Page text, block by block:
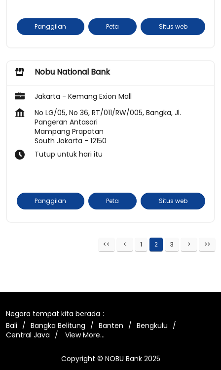
Panggilan Peta Situs web
Nobu National Bank
Jakarta - Kemang Exion Mall
No LG/05, No 36, RT/011/RW/005, Bangka, Jl.
Pangeran Antasari
Mampang Prapatan
South Jakarta - 12150
Tutup untuk hari itu
Panggilan Peta Situs web
1 2 3
Negara tempat kita berada
Bali
Bangka Belitung Banten
Bengkulu
Central Java
View More...
Copyright © NOBU Bank 2025